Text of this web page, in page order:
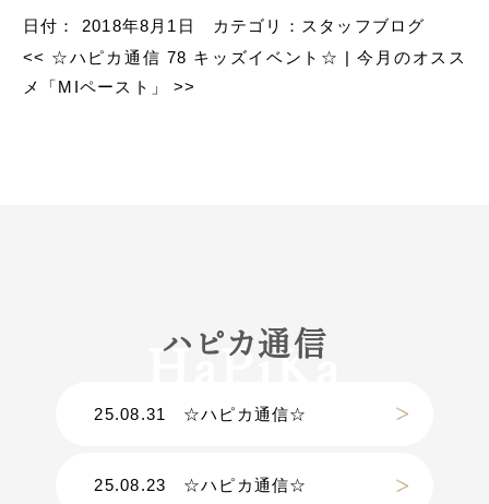
日付： 2018年8月1日 カテゴリ： スタッフブログ
<< ☆ハピカ通信 78 キッズイベント☆ |今月のオスス
メ「MIペースト」>>
ハピカ通信
25.08.31 ☆ハピカ通信☆
25.08.23 ☆ハピカ通信☆